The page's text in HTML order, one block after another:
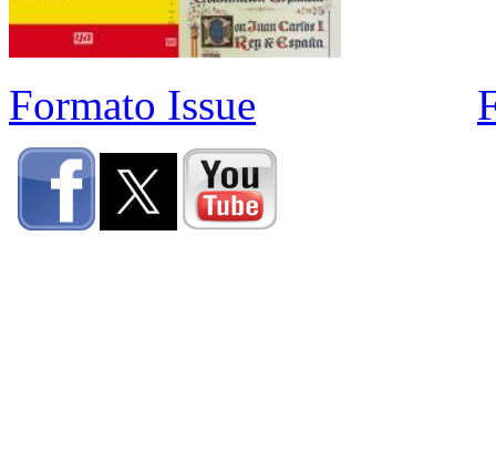
Formato Issue